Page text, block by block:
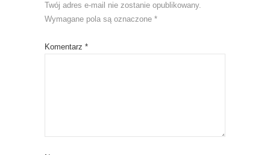
Twój adres e-mail nie zostanie opublikowany.
Wymagane pola są oznaczone *
Komentarz *